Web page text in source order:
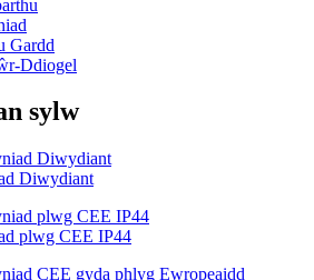
Gardd
Ddiogel
sylw
Diwydiant
plwg CEE IP44